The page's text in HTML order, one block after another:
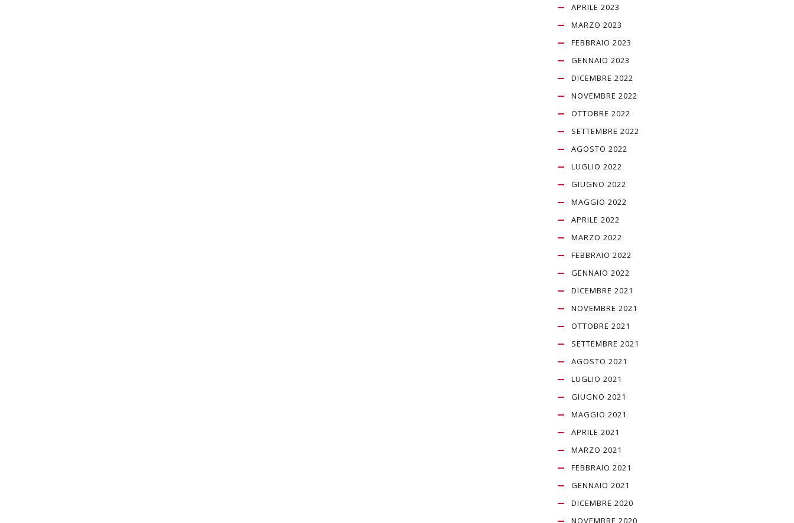
APRILE 2023
MARZO 2023
FEBBRAIO 2023
GENNAIO 2023
DICEMBRE 2022
NOVEMBRE 2022
OTTOBRE 2022
SETTEMBRE 2022
AGOSTO 2022
LUGLIO 2022
GIUGNO 2022
MAGGIO 2022
APRILE 2022
MARZO 2022
FEBBRAIO 2022
GENNAIO 2022
DICEMBRE 2021
NOVEMBRE 2021
OTTOBRE 2021
SETTEMBRE 2021
AGOSTO 2021
LUGLIO 2021
GIUGNO 2021
MAGGIO 2021
APRILE 2021
MARZO 2021
FEBBRAIO 2021
GENNAIO 2021
DICEMBRE 2020
NOVEMBRE 2020